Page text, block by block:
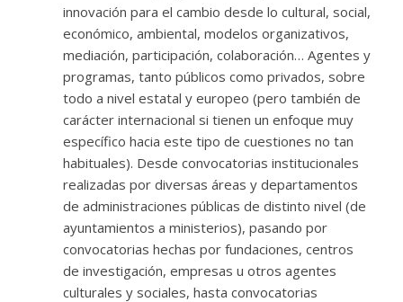
innovación para el cambio desde lo cultural, social,
económico, ambiental, modelos organizativos,
mediación, participación, colaboración… Agentes y
programas, tanto públicos como privados, sobre
todo a nivel estatal y europeo (pero también de
carácter internacional si tienen un enfoque muy
específico hacia este tipo de cuestiones no tan
habituales). Desde convocatorias institucionales
realizadas por diversas áreas y departamentos
de administraciones públicas de distinto nivel (de
ayuntamientos a ministerios), pasando por
convocatorias hechas por fundaciones, centros
de investigación, empresas u otros agentes
culturales y sociales, hasta convocatorias